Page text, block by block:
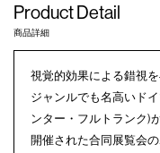
Product Detail
商品詳細
視覚的効果による錯視
ジャンルでも名高いド
ンター・フルトランク)
開催された合同展覧会